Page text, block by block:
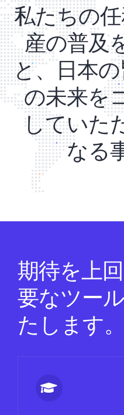
私たちの
産の普及
と、日本
の未来を
していた
なる
期待を上
要なツー
たします。